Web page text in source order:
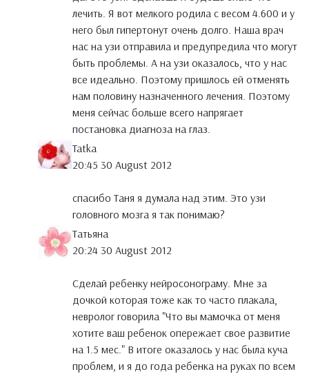
лечить. Я вот мелкого родила с весом 4.600 и у
него был гипертонут очень долго. Наша врач
нас на узи отправила и предупредила что могут
быть проблемы. А на узи оказалось, что у нас
все идеально. Поэтому пришлось ей отменять
нам половину назначенного лечения. Поэтому
меня сейчас больше всего напрягает
постановка диагноза на глаз.
Tatka
20:45 30 August 2012
спасибо Таня я думала над этим. Это узи
головного мозга я так понимаю?
Татьяна
20:24 30 August 2012
Сделай ребенку нейросонограму. Мне за
дочкой которая тоже как то часто плакала,
невролог говорила "Что вы мамочка от меня
хотите ваш ребенок опережает свое развитие
на 1.5 мес." В итоге оказалось у нас была куча
проблем, и я до года ребенка на руках по всем